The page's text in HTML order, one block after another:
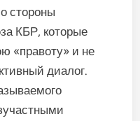
стороны
КБР, которые
«правоту» и не
диалог.